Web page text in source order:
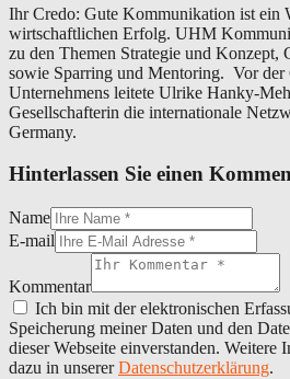
Ihr Credo: Gute Kommunikation ist ein
wirtschaftlichen Erfolg. UHM
zu den Themen Strategie und Konzept,
sowie Sparring und Mentoring. Vor der
Unternehmens leitete Ulrike Hanky-
Gesellschafterin die internationale
Germany.
Hinterlassen Sie einen
Name
E-mail
Kommentar
Ich bin mit der elektronischen
Speicherung meiner Daten und den
dieser Webseite einverstanden. Weitere
dazu in unsererDatenschutzerklärung.